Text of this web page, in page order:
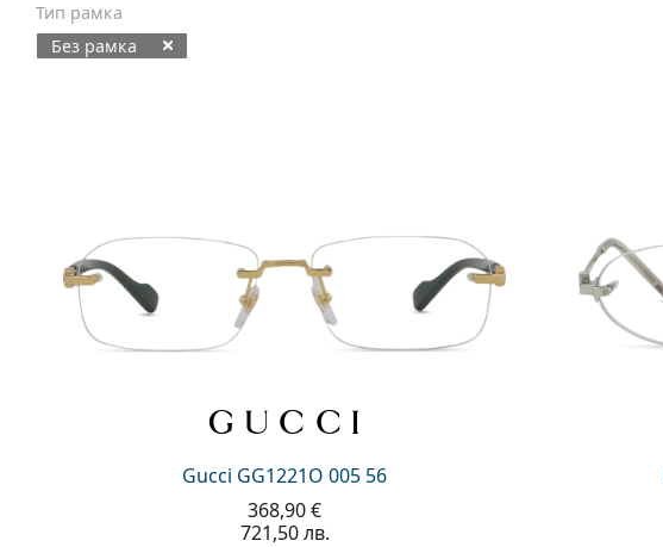
Тип рамка
Без рамка
Gucci GG1221O 005 56
368,90 €
721,50 лв.